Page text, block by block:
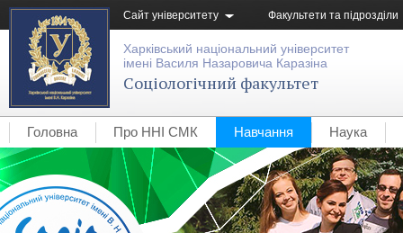
Сайт університету Факультети та підрозділи
Харківський національний університет
імені Василя Назаровича Каразіна
Соціологічний факультет
Головна Про ННІ СМК Навчання Наука